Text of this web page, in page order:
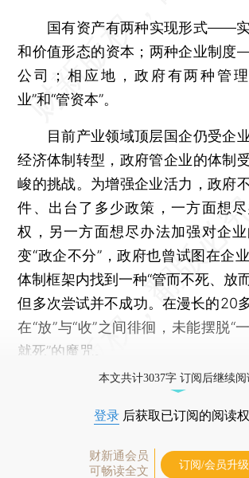
国有资产有两种实现形式——实
和价值形态的资本；两种企业制
公司；相应地，政府有两种管
业”和“管资本”。
目前产业领域顶层国企仍受企
经济体制转型，政府管企业的体制
峻的挑战。为增强企业活力，政府
件、出台了多少政策，一方面想
权，另一方面想尽办法加强对企
变“政企不分”，政府也曾试图在企
体制框架内找到一种“管而不死、放而
但多次尝试并不成功。在漫长的20
在“放”与“收”之间徘徊，未能摆脱“
就死”的魔咒。
本文共计3037字 订阅后继续阅
登录 后获取已订阅的阅读
财新通会员
可畅读全文
订阅/会员升级